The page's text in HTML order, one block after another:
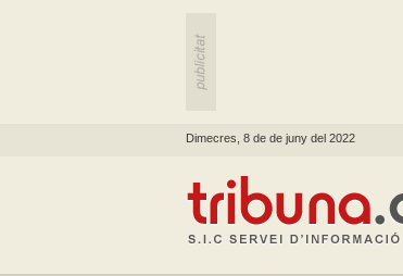
Dimecres, 8 de de juny del 2022